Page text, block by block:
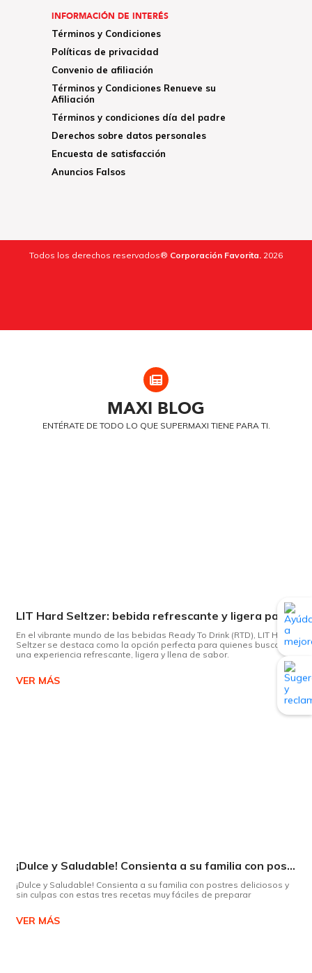
INFORMACIÓN DE INTERÉS
Términos y Condiciones
Políticas de privacidad
Convenio de afiliación
Términos y Condiciones Renueve su
Afiliación
Términos y condiciones día del padre
Derechos sobre datos personales
Encuesta de satisfacción
Anuncios Falsos
Todos los derechos reservados® Corporación Favorita. 2026
MAXI BLOG
ENTÉRATE DE TODO LO QUE SUPERMAXI TIENE PARA TI.
LIT Hard Seltzer: bebida refrescante y ligera para disfrutar de este verano
En el vibrante mundo de las bebidas Ready To Drink (RTD), LIT Hard
Seltzer se destaca como la opción perfecta para quienes buscan
una experiencia refrescante, ligera y llena de sabor.
VER MÁS
¡Dulce y Saludable! Consienta a su familia con postres deliciosos y sin culpas
¡Dulce y Saludable! Consienta a su familia con postres deliciosos y
sin culpas con estas tres recetas muy fáciles de preparar
VER MÁS